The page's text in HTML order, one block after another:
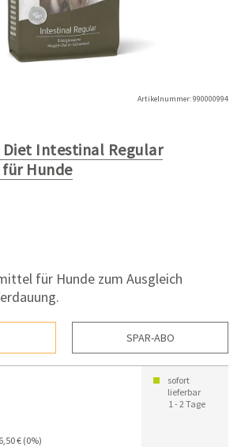
Artikelnummer:990000994
Intestinal Regular
Hunde
für Hunde zum Ausgleich
SPAR-ABO
€ (0%)
sofort
lieferbar
1 - 2 Tage